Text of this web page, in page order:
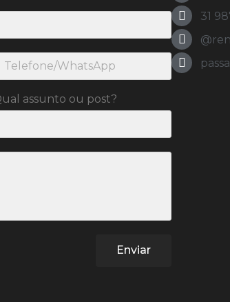
assunto ou post?
Enviar
31